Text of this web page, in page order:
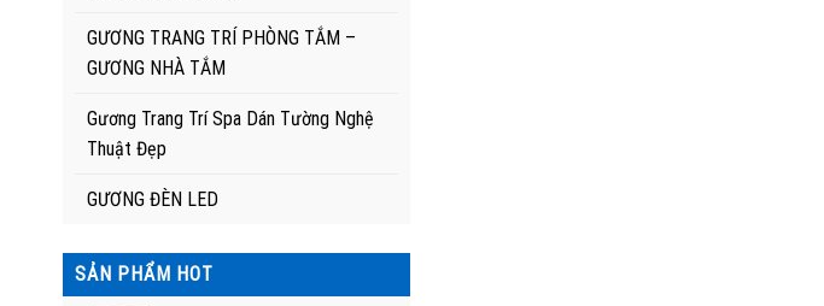
GƯƠNG TRANG TRÍ PHÒNG TẮM –
GƯƠNG NHÀ TẮM
Gương Trang Trí Spa Dán Tường Nghệ
Thuật Đẹp
GƯƠNG ĐÈN LED
SẢN PHẨM HOT